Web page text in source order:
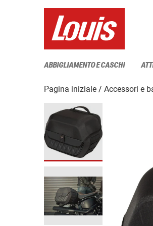
ABBIGLIAMENTO E CASCHI
Pagina iniziale Accessori e